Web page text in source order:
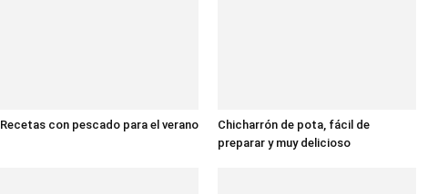
Recetas con pescado para el verano
Chicharrón de pota, fácil de
preparar y muy delicioso